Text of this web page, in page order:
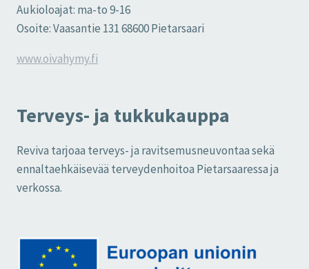
Aukioloajat: ma-to 9-16
Osoite: Vaasantie 131 68600 Pietarsaari
www.oivahymy.fi
Terveys- ja tukkukauppa
Reviva tarjoaa terveys- ja ravitsemusneuvontaa sekä
ennaltaehkäisevää terveydenhoitoa Pietarsaaressa ja
verkossa.